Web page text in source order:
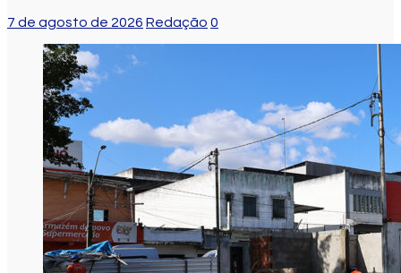
7 de agosto de 2026 Redação 0